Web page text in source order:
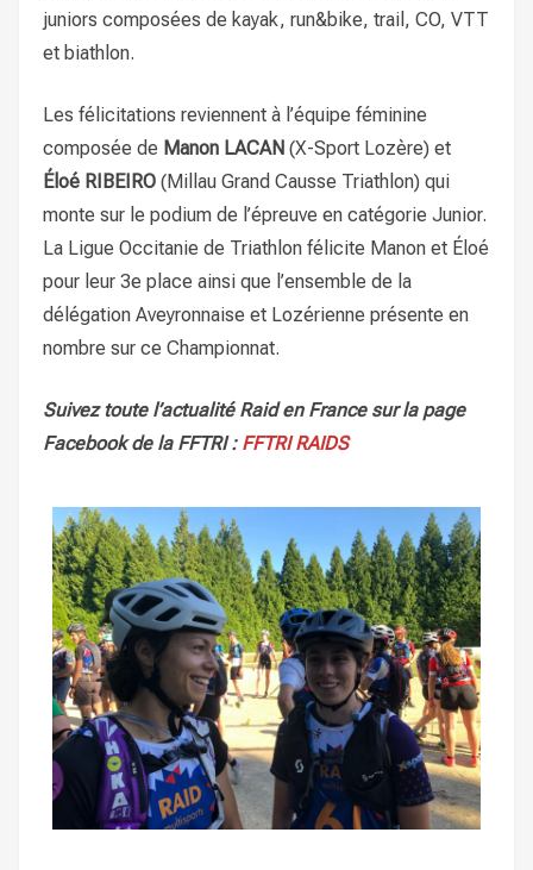
juniors composées de kayak, run&bike, trail, CO, VTT
et biathlon.
Les félicitations reviennent à l’équipe féminine
composée de Manon LACAN (X-Sport Lozère) et
Éloé RIBEIRO (Millau Grand Causse Triathlon) qui
monte sur le podium de l’épreuve en catégorie Junior.
La Ligue Occitanie de Triathlon félicite Manon et Éloé
pour leur 3e place ainsi que l’ensemble de la
délégation Aveyronnaise et Lozérienne présente en
nombre sur ce Championnat.
Suivez toute l’actualité Raid en France sur la page
Facebook de la FFTRI : FFTRI RAIDS